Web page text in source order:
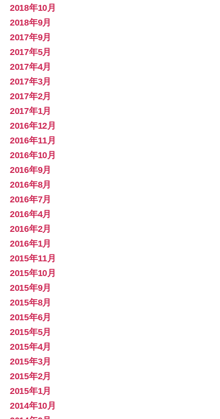
2018年10月
2018年9月
2017年9月
2017年5月
2017年4月
2017年3月
2017年2月
2017年1月
2016年12月
2016年11月
2016年10月
2016年9月
2016年8月
2016年7月
2016年4月
2016年2月
2016年1月
2015年11月
2015年10月
2015年9月
2015年8月
2015年6月
2015年5月
2015年4月
2015年3月
2015年2月
2015年1月
2014年10月